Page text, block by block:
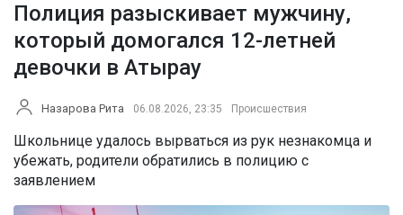
Полиция разыскивает мужчину,
который домогался 12-летней
девочки в Атырау
Назарова Рита 06.08.2026, 23:35 Происшествия
Школьнице удалось вырваться из рук незнакомца и
убежать, родители обратились в полицию с
заявлением